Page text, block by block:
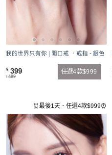
我的世界只有你 | 開口戒 ．戒指 - 銀色
$ 399
$ 499
任選4款$999
⏰最後1天．任選4款$999⏰